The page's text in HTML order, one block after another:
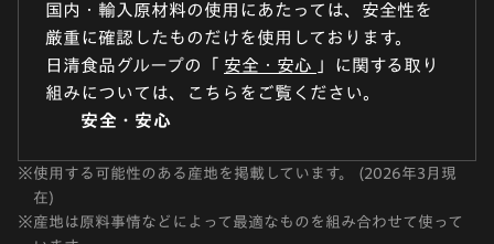
国内・輸入原材料の使用にあたっては、安全性を
厳重に確認したものだけを使用しております。
日清食品グループの「 安全・安心 」に関する取り
組みについては、こちらをご覧ください。
安全・安心
※使用する可能性のある産地を掲載しています。 (2026年3月現
在)
※産地は原料事情などによって最適なものを組み合わせて使って